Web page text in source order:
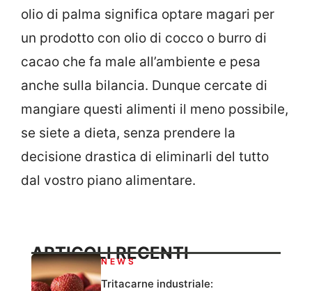
olio di palma significa optare magari per
un prodotto con olio di cocco o burro di
cacao che fa male all’ambiente e pesa
anche sulla bilancia. Dunque cercate di
mangiare questi alimenti il meno possibile,
se siete a dieta, senza prendere la
decisione drastica di eliminarli del tutto
dal vostro piano alimentare.
ARTICOLI RECENTI
NEWS
Tritacarne industriale: